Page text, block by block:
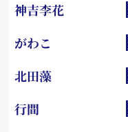
神吉李花
がわこ
北田藻
行間